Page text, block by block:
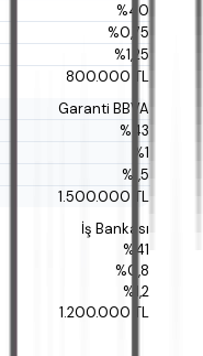
%40
%0,75
%1,25
800.000 TL
Garanti BBVA
%43
%1
%1,5
1.500.000 TL
İş Bankası
%41
%0,8
%1,2
1.200.000 TL